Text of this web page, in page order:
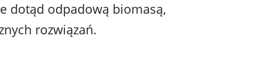
dotąd odpadową biomasą,
rozwiązań.